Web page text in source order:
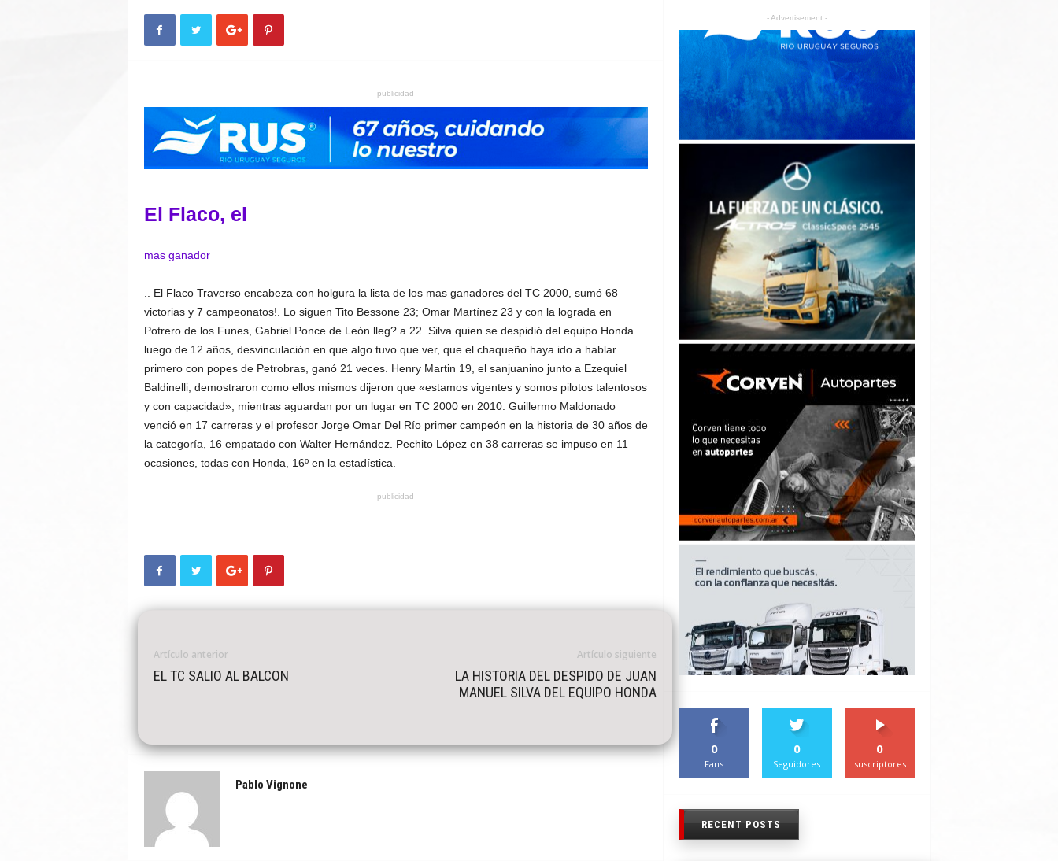
publicidad
El Flaco, el
mas ganador
.. El Flaco Traverso encabeza con holgura la lista de los mas ganadores del TC 2000, sumó 68
victorias y 7 campeonatos!. Lo siguen Tito Bessone 23; Omar Martínez 23 y con la lograda en
Potrero de los Funes, Gabriel Ponce de León lleg? a 22. Silva quien se despidió del equipo Honda
luego de 12 años, desvinculación en que algo tuvo que ver, que el chaqueño haya ido a hablar
primero con popes de Petrobras, ganó 21 veces. Henry Martin 19, el sanjuanino junto a Ezequiel
Baldinelli, demostraron como ellos mismos dijeron que «estamos vigentes y somos pilotos talentosos
y con capacidad», mientras aguardan por un lugar en TC 2000 en 2010. Guillermo Maldonado
venció en 17 carreras y el profesor Jorge Omar Del Río primer campeón en la historia de 30 años de
la categoría, 16 empatado con Walter Hernández. Pechito López en 38 carreras se impuso en 11
ocasiones, todas con Honda, 16º en la estadística.
publicidad
Artículo anterior
EL TC SALIO AL BALCON
Artículo siguiente
LA HISTORIA DEL DESPIDO DE JUAN
MANUEL SILVA DEL EQUIPO HONDA
Pablo Vignone
- Advertisement -
0
Fans
0
Seguidores
0
suscriptores
RECENT POSTS